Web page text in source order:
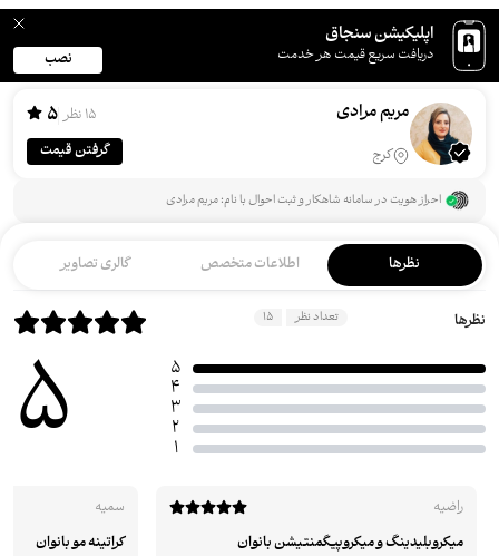
اپلیکیشن سنجاق
دریافت سریع قیمت هر خدمت نصب
مریم مرادی
کرج
15 نظر 5
گرفتن قیمت
احراز هویت در سامانه شاهکار و ثبت احوال با نام: مریم مرادی
نظرها اطلاعات متخصص گالری تصاویر
نظرها تعداد نظر 15
5
4
3
2
1
5
راضیه
میکروبلیدینگ و میکروپیگمنتیشن بانوان
سمیه
کراتینه مو بانوان